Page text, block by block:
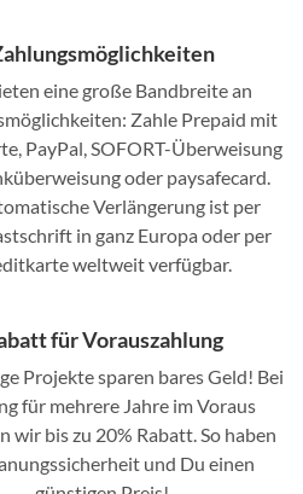
eine große Bandbreite an
Zahle Prepaid mit
PayPal, SOFORT-Überweisung
oder paysafecard.
Verlängerung ist per
in ganz Europa oder per
weltweit verfügbar.
für Vorauszahlung
Projekte sparen bares Geld! Bei
für mehrere Jahre im Voraus
wir bis zu 20% Rabatt. So haben
und Du einen